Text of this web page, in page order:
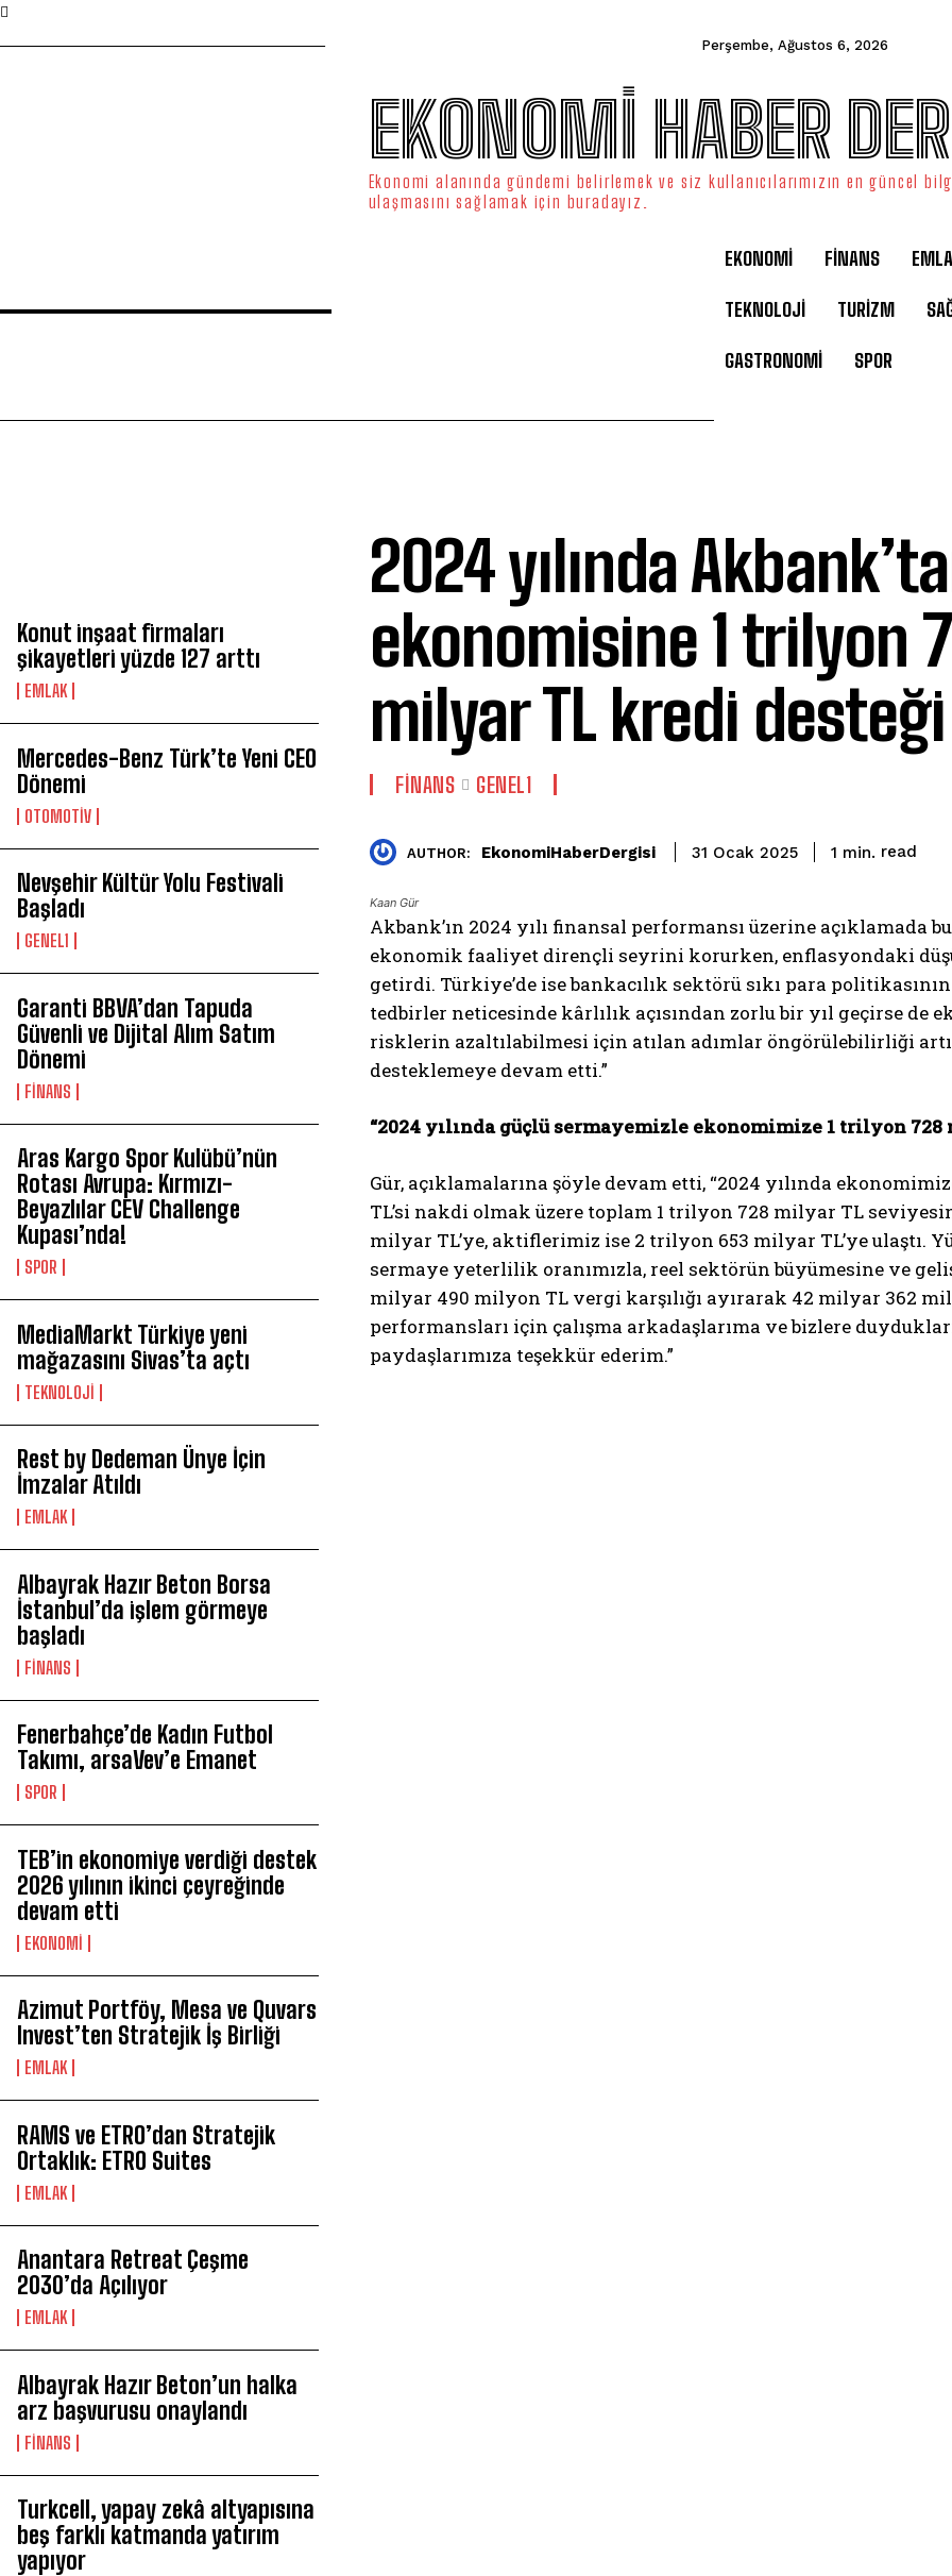
Perşembe, Ağustos 6, 2026
EKONOMİ HABER
Ekonomi alanında gündemi belirlemek ve siz kullanıcılarımızın en güncel
ulaşmasını sağlamak için buradayız.
EKONOMİ FİNANS
TEKNOLOJİ TURİZM
GASTRONOMİ SPOR
Konut inşaat firmaları
şikayetleri yüzde 127 arttı
EMLAK
Mercedes-Benz Türk’te Yeni CEO
Dönemi
OTOMOTİV
Nevşehir Kültür Yolu Festivali
Başladı
GENEL1
Garanti BBVA’dan Tapuda
Güvenli ve Dijital Alım Satım
Dönemi
FİNANS
Aras Kargo Spor Kulübü’nün
Rotası Avrupa: Kırmızı-
Beyazlılar CEV Challenge
Kupası’nda!
SPOR
MediaMarkt Türkiye yeni
mağazasını Sivas’ta açtı
TEKNOLOJİ
Rest by Dedeman Ünye İçin
İmzalar Atıldı
EMLAK
Albayrak Hazır Beton Borsa
İstanbul’da işlem görmeye
başladı
FİNANS
Fenerbahçe’de Kadın Futbol
Takımı, arsaVev’e Emanet
SPOR
TEB’in ekonomiye verdiği destek
2026 yılının ikinci çeyreğinde
devam etti
EKONOMİ
Azimut Portföy, Mesa ve Quvars
Invest’ten Stratejik İş Birliği
EMLAK
RAMS ve ETRO’dan Stratejik
Ortaklık: ETRO Suites
EMLAK
Anantara Retreat Çeşme
2030’da Açılıyor
EMLAK
Albayrak Hazır Beton’un halka
arz başvurusu onaylandı
FİNANS
Turkcell, yapay zekâ altyapısına
beş farklı katmanda yatırım
yapıyor
2024 yılında
ekonomisine 1 trilyon
milyar TL kredi desteği
FİNANS GENEL1
AUTHOR: EkonomiHaberDergisi 31 Ocak 2025 1 min. read
Kaan Gür
Akbank’ın 2024 yılı finansal performansı üzerine açıklamada
ekonomik faaliyet dirençli seyrini korurken, enflasyondaki
getirdi. Türkiye’de ise bankacılık sektörü sıkı para
tedbirler neticesinde kârlılık açısından zorlu bir yıl geçirse
risklerin azaltılabilmesi için atılan adımlar öngörülebilirliği
desteklemeye devam etti.”
“2024 yılında güçlü sermayemizle ekonomimize 1 trilyon
Gür, açıklamalarına şöyle devam etti, “2024 yılında
TL’si nakdi olmak üzere toplam 1 trilyon 728 milyar TL
milyar TL’ye, aktiflerimiz ise 2 trilyon 653 milyar TL’ye ulaştı.
sermaye yeterlilik oranımızla, reel sektörün büyümesine ve
milyar 490 milyon TL vergi karşılığı ayırarak 42 milyar 362
performansları için çalışma arkadaşlarıma ve bizlere
paydaşlarımıza teşekkür ederim.”